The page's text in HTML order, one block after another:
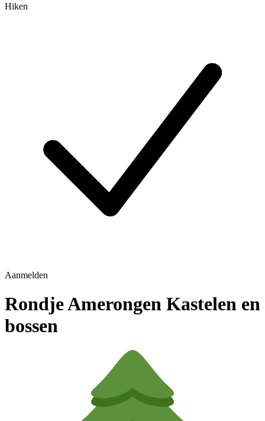
Hiken
Aanmelden
Rondje Amerongen Kastelen en
bossen